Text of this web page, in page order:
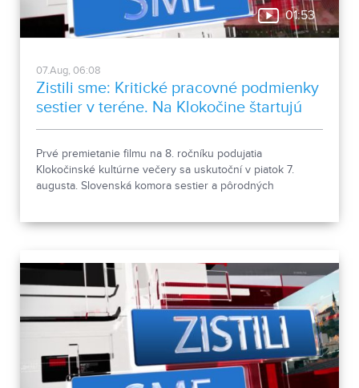
01:53
07.Aug, 06:08
Zistili sme: Kritické pracovné podmienky
sestier v teréne. Na Klokočine štartujú
kultúrne večery
Prvé premietanie filmu na 8. ročníku podujatia
Klokočinské kultúrne večery sa uskutoční v piatok 7.
augusta. Slovenská komora sestier a pôrodných